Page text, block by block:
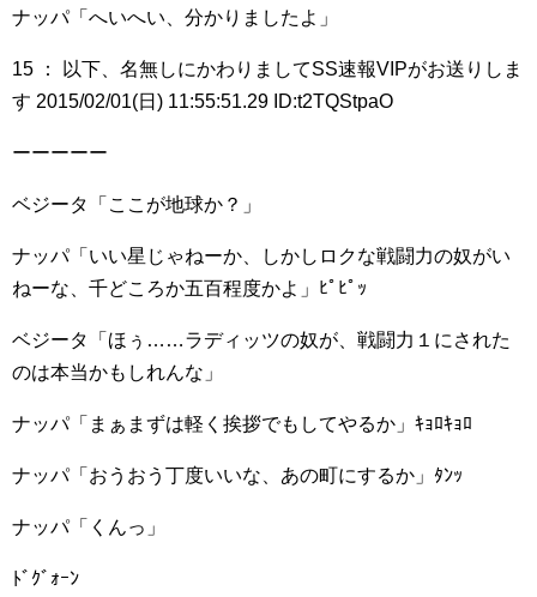
ナッパ「へいへい、分かりましたよ」
15 ： 以下、名無しにかわりましてSS速報VIPがお送りしま
す 2015/02/01(日) 11:55:51.29 ID:t2TQStpaO
ーーーーー
ベジータ「ここが地球か？」
ナッパ「いい星じゃねーか、しかしロクな戦闘力の奴がい
ねーな、千どころか五百程度かよ」ﾋﾟﾋﾟｯ
ベジータ「ほぅ……ラディッツの奴が、戦闘力１にされた
のは本当かもしれんな」
ナッパ「まぁまずは軽く挨拶でもしてやるか」ｷｮﾛｷｮﾛ
ナッパ「おうおう丁度いいな、あの町にするか」ﾀﾝｯ
ナッパ「くんっ」
ﾄﾞｸﾞｫｰﾝ